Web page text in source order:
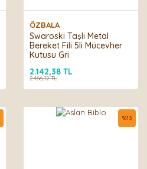
ÖZBALA
Swaroski Taşlı Metal
Bereket Fili 5li Mücevher
Kutusu Gri
2.142,38 TL
2.466,12 TL
%13